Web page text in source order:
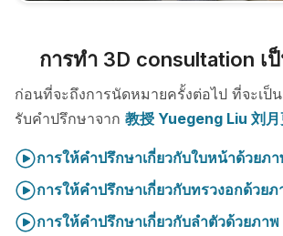
การทำ 3D consultation เ
ก่อนที่จะถึงการนัดหมายครั้งต่อไป ที่จะเ
รับคำปรึกษาจาก 教授 Yuegeng Liu 刘月
การให้คำปรึกษาเกี่ยวกับใบหน้าด้วยภา
การให้คำปรึกษาเกี่ยวกับทรวงอกด้วยภ
การให้คำปรึกษาเกี่ยวกับลำตัวด้วยภาพ